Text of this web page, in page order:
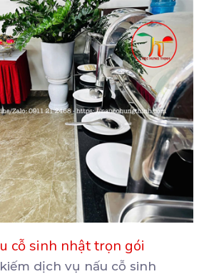
cỗ sinh nhật trọn gói
dịch vụ nấu cỗ sinh